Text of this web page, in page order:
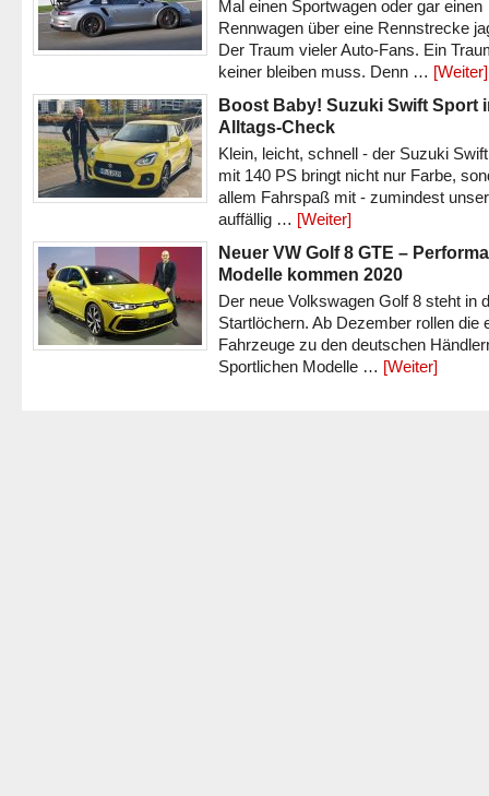
Mal einen Sportwagen oder gar einen
Rennwagen über eine Rennstrecke
Der Traum vieler Auto-Fans. Ein
keiner bleiben muss. Denn … [Weiter]
Boost Baby! Suzuki Swift Sport
Alltags-Check
Klein, leicht, schnell - der Suzuki
mit 140 PS bringt nicht nur Farbe,
allem Fahrspaß mit - zumindest unser
auffällig … [Weiter]
Neuer VW Golf 8 GTE –
Modelle kommen 2020
Der neue Volkswagen Golf 8 steht in
Startlöchern. Ab Dezember rollen die
Fahrzeuge zu den deutschen
Sportlichen Modelle … [Weiter]